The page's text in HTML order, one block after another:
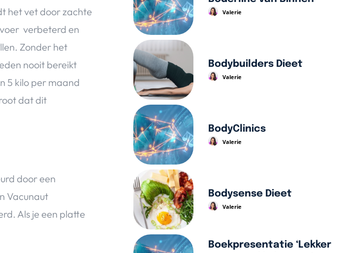
het vet door zachte
verbeterd en
Zonder het
nooit bereikt
5 kilo per maand
dat dit
door een
Vacunaut
Als je een platte
Valerie
Bodybuilders Dieet
Valerie
BodyClinics
Valerie
Bodysense Dieet
Valerie
Boekpresentatie ‘Lekker